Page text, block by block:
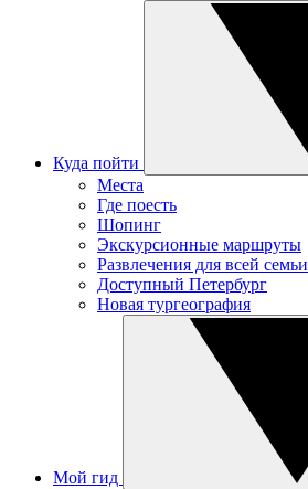
Куда пойти
Места
Где поесть
Шопинг
Экскурсионные маршруты
Развлечения для всей семьи
Доступный Петербург
Новая тургеография
Мой гид